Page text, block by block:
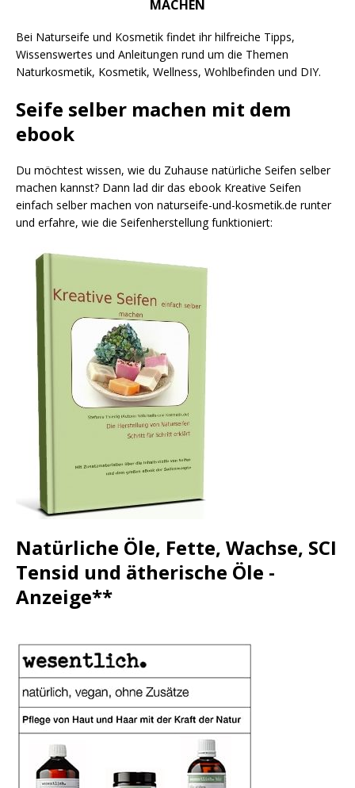
MACHEN
Bei Naturseife und Kosmetik findet ihr hilfreiche Tipps,
Wissenswertes und Anleitungen rund um die Themen
Naturkosmetik, Kosmetik, Wellness, Wohlbefinden und DIY.
Seife selber machen mit dem
ebook
Du möchtest wissen, wie du Zuhause natürliche Seifen selber
machen kannst? Dann lad dir das ebook Kreative Seifen
einfach selber machen von naturseife-und-kosmetik.de runter
und erfahre, wie die Seifenherstellung funktioniert:
Natürliche Öle, Fette, Wachse, SCI
Tensid und ätherische Öle -
Anzeige**